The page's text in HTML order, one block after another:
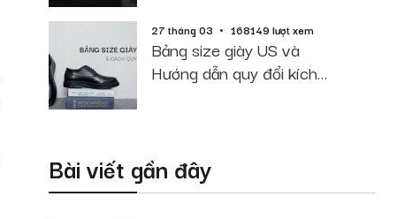
27 tháng 03 168149 lượt xem
Bảng size giày US và
Hướng dẫn quy đổi kích
Bài viết gần đây